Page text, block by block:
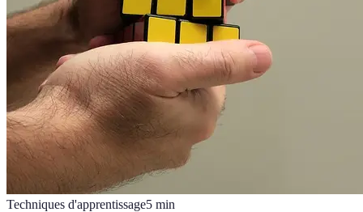
Techniques d'apprentissage5 min